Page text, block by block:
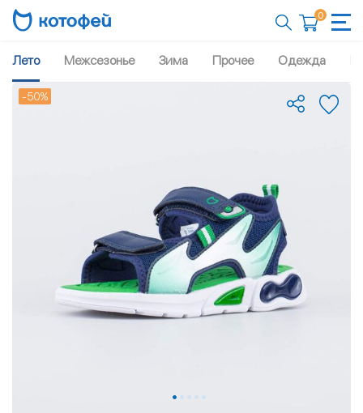
0
Лето Межсезонье Зима Прочее Одежда
-50%